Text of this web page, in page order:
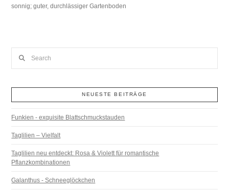
sonnig; guter, durchlässiger Gartenboden
NEUESTE BEITRÄGE
Funkien - exquisite Blattschmuckstauden
Taglilien – Vielfalt
Taglilien neu entdeckt: Rosa & Violett für romantische
Pflanzkombinationen
Galanthus - Schneeglöckchen